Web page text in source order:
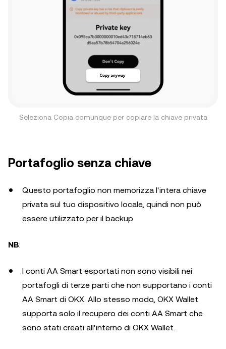
Seleziona Copia comunque per copiare la chiave privata
Portafoglio senza chiave
Questo portafoglio non memorizza l'intera chiave
privata sul tuo dispositivo locale, quindi non può
essere utilizzato per il backup
NB:
I conti AA Smart esportati non sono visibili nei
portafogli di terze parti che non supportano i conti
AA Smart di OKX. Allo stesso modo, OKX Wallet
supporta solo il recupero dei conti AA Smart che
sono stati creati all'interno di OKX Wallet.